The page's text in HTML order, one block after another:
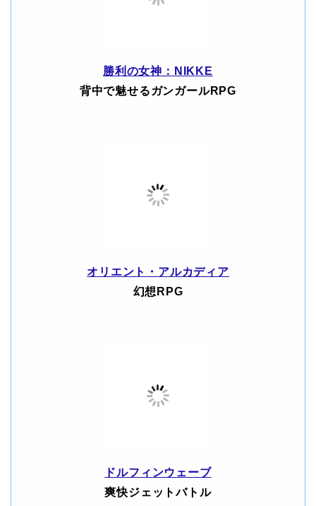
勝利の女神：NIKKE
背中で魅せるガンガールRPG
オリエント・アルカディア
幻想RPG
ドルフィンウェーブ
爽快ジェットバトル